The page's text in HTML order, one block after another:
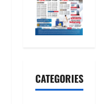
CATEGORIES